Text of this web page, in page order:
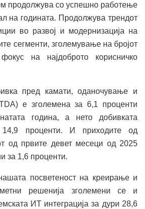
продолжува со успешно работење
на годината. Продолжува трендот
во развој и модернизација на
сегменти, зголемување на бројот
на најдоброто корисничко
пред камати, оданочување и
е зголемена за 6,1 проценти
година, а нето добивката
проценти. И приходите од
од првите девет месеци од 2025
за 1,6 проценти.
посветеност на креирање и
решенија зголемени се и
ИТ интеграција за дури 28,6